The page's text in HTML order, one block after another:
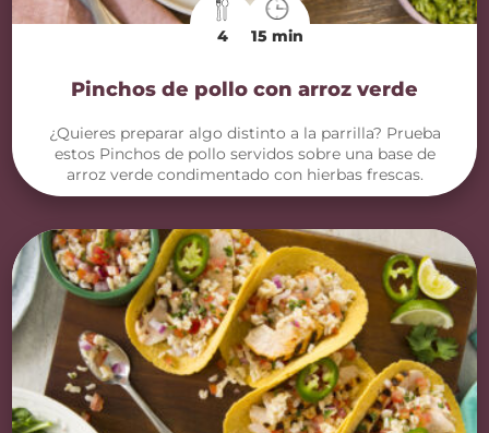
4 15 min
Pinchos de pollo con arroz verde
¿Quieres preparar algo distinto a la parrilla? Prueba
estos Pinchos de pollo servidos sobre una base de
arroz verde condimentado con hierbas frescas.